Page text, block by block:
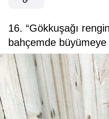
16. “Gökkuşağı
bahçemde büyümeye